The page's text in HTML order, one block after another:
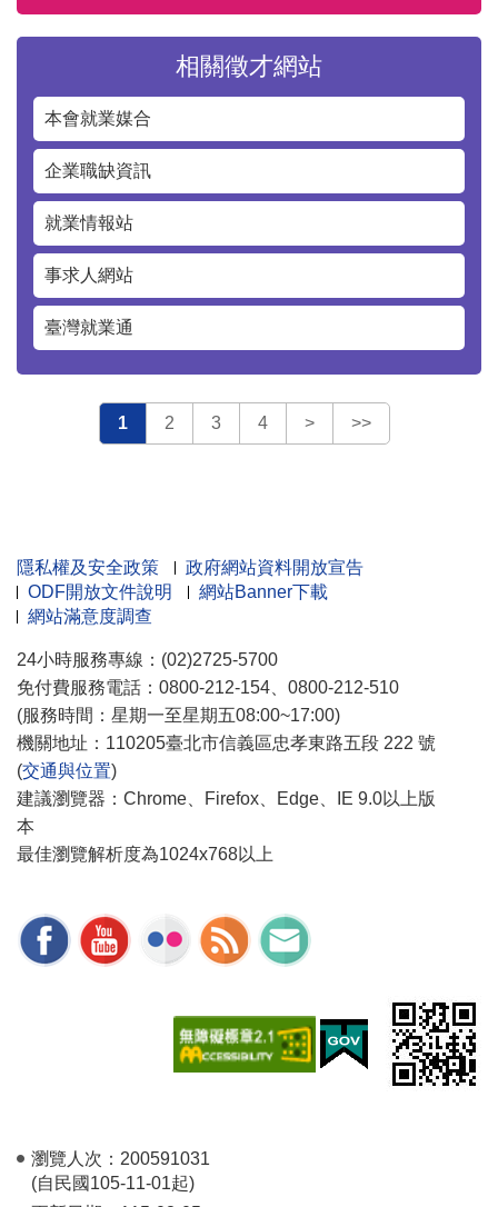
相關徵才網站
本會就業媒合
企業職缺資訊
就業情報站
事求人網站
臺灣就業通
1 2 3 4 > >>
隱私權及安全政策
政府網站資料開放宣告
ODF開放文件說明
網站Banner下載
網站滿意度調查
24小時服務專線：(02)2725-5700
免付費服務電話：0800-212-154、0800-212-510
(服務時間：星期一至星期五08:00~17:00)
機關地址：110205臺北市信義區忠孝東路五段 222 號
(交通與位置)
建議瀏覽器：Chrome、Firefox、Edge、IE 9.0以上版
本
最佳瀏覽解析度為1024x768以上
瀏覽人次： 200591031
(自民國105-11-01起)